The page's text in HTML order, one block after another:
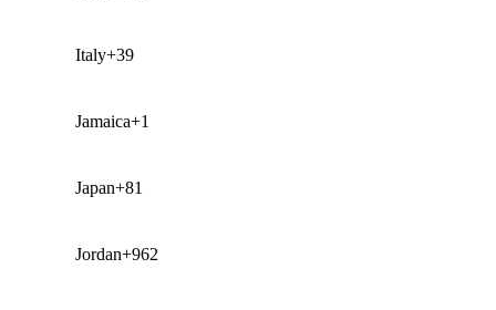
Italy+39
Jamaica+1
Japan+81
Jordan+962